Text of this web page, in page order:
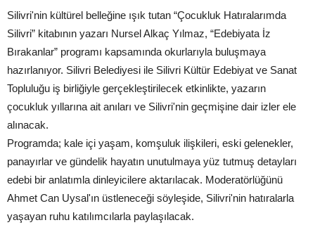
Silivri'nin kültürel belleğine ışık tutan “Çocukluk Hatıralarımda
Silivri” kitabının yazarı Nursel Alkaç Yılmaz, “Edebiyata İz
Bırakanlar” programı kapsamında okurlarıyla buluşmaya
hazırlanıyor. Silivri Belediyesi ile Silivri Kültür Edebiyat ve Sanat
Topluluğu iş birliğiyle gerçekleştirilecek etkinlikte, yazarın
çocukluk yıllarına ait anıları ve Silivri'nin geçmişine dair izler ele
alınacak.
Programda; kale içi yaşam, komşuluk ilişkileri, eski gelenekler,
panayırlar ve gündelik hayatın unutulmaya yüz tutmuş detayları
edebi bir anlatımla dinleyicilere aktarılacak. Moderatörlüğünü
Ahmet Can Uysal'ın üstleneceği söyleşide, Silivri'nin hatıralarla
yaşayan ruhu katılımcılarla paylaşılacak.